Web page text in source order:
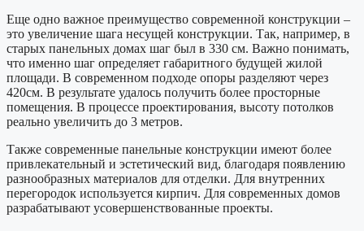
Еще одно важное преимущество современной конструкции –
это увеличение шага несущей конструкции. Так, например, в
старых панельных домах шаг был в 330 см. Важно понимать,
что именно шаг определяет габаритного будущей жилой
площади. В современном подходе опоры разделяют через
420см. В результате удалось получить более просторные
помещения. В процессе проектирования, высоту потолков
реально увеличить до 3 метров.
Также современные панельные конструкции имеют более
привлекательный и эстетический вид, благодаря появлению
разнообразных материалов для отделки. Для внутренних
перегородок используется кирпич. Для современных домов
разрабатывают усовершенствованные проекты.